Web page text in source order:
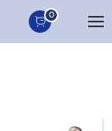
0